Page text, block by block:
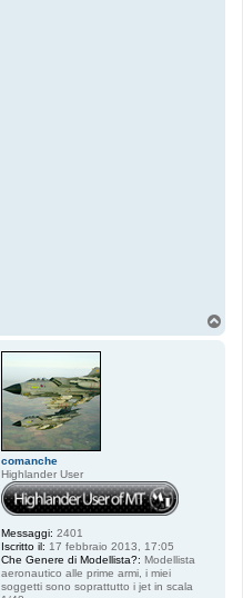
comanche
Highlander User
Messaggi: 2401
Iscritto il: 17 febbraio 2013, 17:05
Che Genere di Modellista?: Modellista
aeronautico alle prime armi, i miei
soggetti sono soprattutto i jet in scala